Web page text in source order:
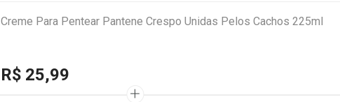
Creme Para Pentear Pantene Crespo Unidas Pelos Cachos 225ml
R$ 25,99